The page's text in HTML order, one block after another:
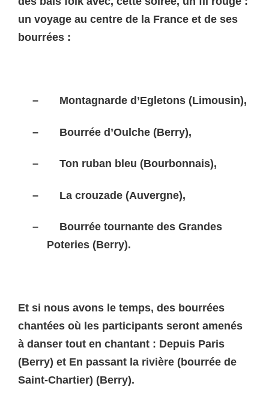
un voyage au centre de la France et de ses
bourrées :
– Montagnarde d’Egletons (Limousin),
– Bourrée d’Oulche (Berry),
– Ton ruban bleu (Bourbonnais),
– La crouzade (Auvergne),
–
Bourrée tournante des Grandes
Poteries (Berry).
Et si nous avons le temps, des bourrées
chantées où les participants seront amenés
à danser tout en chantant : Depuis Paris
(Berry) et En passant la rivière (bourrée de
Saint-Chartier) (Berry).